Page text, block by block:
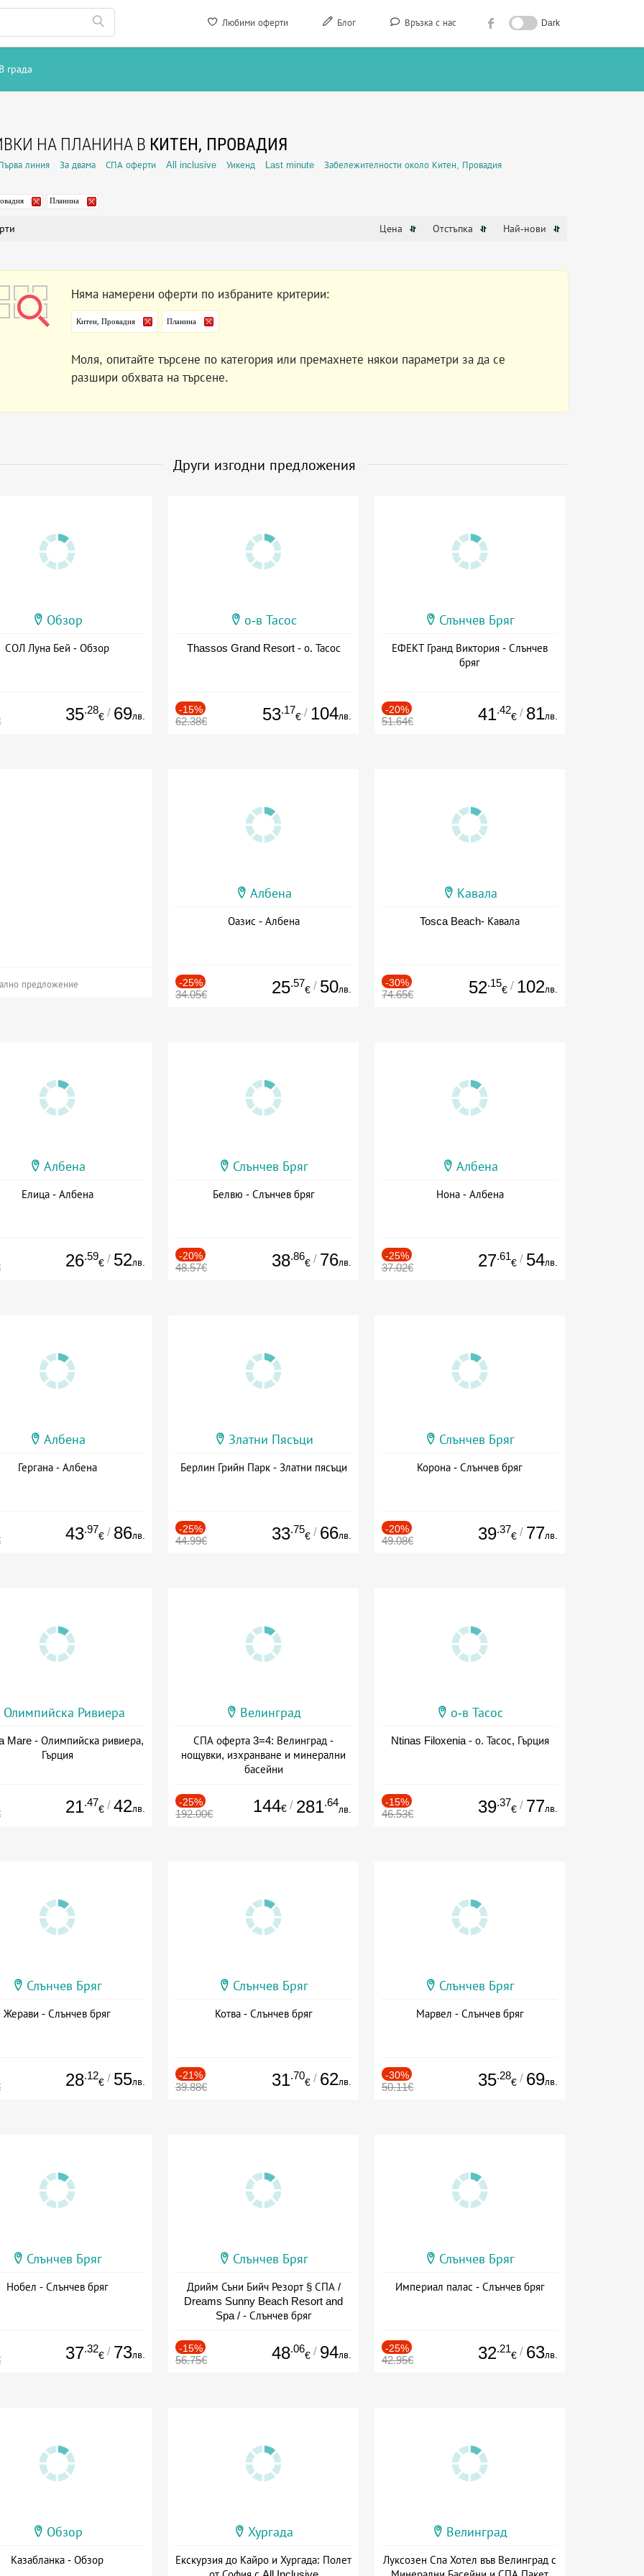
Любими оферти Блог Връзка с нас Dark
В града
НА ПЛАНИНА В КИТЕН, ПРОВАДИЯ
линия За двама СПА оферти All inclusive Уикенд Last minute Забележителности около Китен, Провадия
Планина
Цена Отстъпка Най-нови
Няма намерени оферти по избраните критерии:
Китен, Провадия Планина
Моля, опитайте търсене по категория или премахнете някои параметри за да се
разшири обхвата на търсене.
Други изгодни предложения
Обзор
СОЛ Луна Бей - Обзор
35.28
€ / 69лв.
о-в Тасос
Thassos Grand Resort - о. Тасос
-15%
62.38€ 53.17
€ / 104лв.
Слънчев Бряг
ЕФЕКТ Гранд Виктория - Слънчев
бряг
-20%
51.64€ 41.42
€ / 81лв.
предложение
Албена
Оазис - Албена
-25%
34.05€ 25.57
€ / 50лв.
Кавала
Tosca Beach- Кавала
-30%
74.65€ 52.15
€ / 102лв.
Албена
Елица - Албена
26.59
€ / 52лв.
Слънчев Бряг
Белвю - Слънчев бряг
-20%
48.57€ 38.86
€ / 76лв.
Албена
Нона - Албена
-25%
37.02€ 27.61
€ / 54лв.
Албена
Гергана - Албена
43.97
€ / 86лв.
Златни Пясъци
Берлин Грийн Парк - Златни пясъци
-25%
44.99€ 33.75
€ / 66лв.
Слънчев Бряг
Корона - Слънчев бряг
-20%
49.08€ 39.37
€ / 77лв.
Олимпийска Ривиера
Mare - Олимпийска ривиера,
Гърция
21.47
€ / 42лв.
Велинград
СПА оферта 3=4: Велинград -
нощувки, изхранване и минерални
басейни
-25%
192.00€ 144€ / 281.64
лв.
о-в Тасос
Ntinas Filoxenia - о. Тасос, Гърция
-15%
46.53€ 39.37
€ / 77лв.
Слънчев Бряг
Жерави - Слънчев бряг
28.12
€ / 55лв.
Слънчев Бряг
Котва - Слънчев бряг
-21%
39.88€ 31.70
€ / 62лв.
Слънчев Бряг
Марвел - Слънчев бряг
-30%
50.11€ 35.28
€ / 69лв.
Слънчев Бряг
Нобел - Слънчев бряг
37.32
€ / 73лв.
Слънчев Бряг
Дрийм Съни Бийч Резорт § СПА /
Dreams Sunny Beach Resort and
Spa / - Слънчев бряг
-15%
56.75€ 48.06
€ / 94лв.
Слънчев Бряг
Империал палас - Слънчев бряг
-25%
42.95€ 32.21
€ / 63лв.
Обзор
Казабланка - Обзор
Хургада
Екскурзия до Кайро и Хургада: Полет
Велинград
Луксозен Спа Хотел във Велинград с